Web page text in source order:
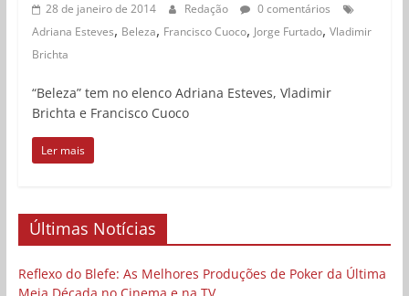
28 de janeiro de 2014 Redação
0 comentários
Adriana Esteves, Beleza, Francisco Cuoco, Jorge Furtado, Vladimir
Brichta
“Beleza” tem no elenco Adriana Esteves, Vladimir
Brichta e Francisco Cuoco
Ler mais
Últimas Notícias
Reflexo do Blefe: As Melhores Produções de Poker da Última